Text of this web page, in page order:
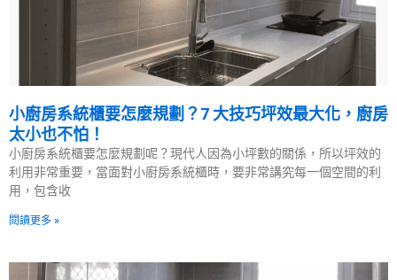
小廚房系統櫃要怎麼規劃？7 大技巧坪效最大化，廚房
太小也不怕！
小廚房系統櫃要怎麼規劃呢？現代人因為小坪數的關係，所以坪效的
利用非常重要，當面對小廚房系統櫃時，要非常講究每一個空間的利
用，包含收
閱讀更多 »